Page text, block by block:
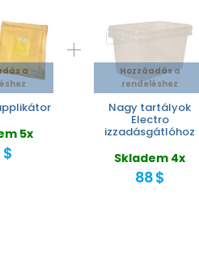
a
5x
$
Hozzáadás a
rendeléshez
Nagy tartályok
Electro
izzadásgátlóhoz
Skladem 4x
88 $